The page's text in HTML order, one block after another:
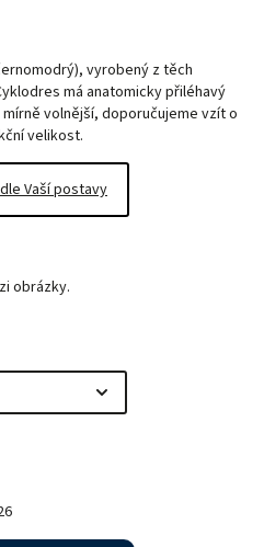
vyrobený z těch
má anatomicky přiléhavý
volnější, doporučujeme vzít o
velikost.
Vaší postavy
obrázky.